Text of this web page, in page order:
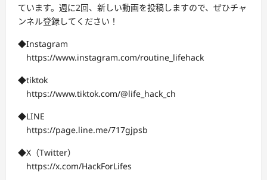
ています。週に2回、新しい動画を投稿しますので、ぜひチャ
ンネル登録してください！
◆Instagram
https://www.instagram.com/routine_lifehack
◆tiktok
https://www.tiktok.com/@life_hack_ch
◆LINE
https://page.line.me/717gjpsb
◆X（Twitter）
https://x.com/HackForLifes